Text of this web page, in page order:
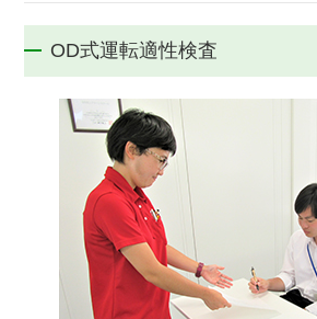
OD式運転適性検査